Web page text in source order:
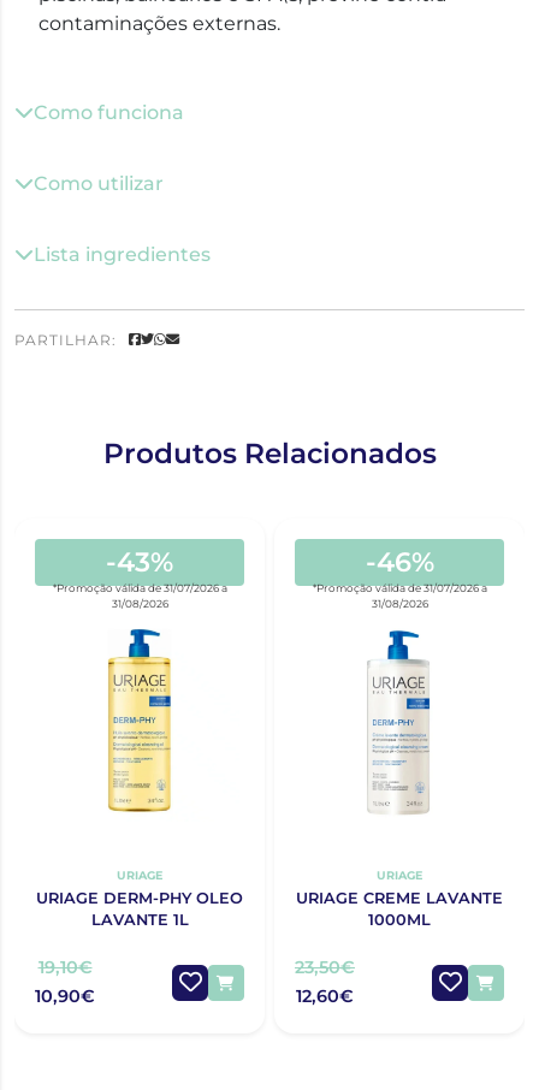
contaminações externas.
Como funciona
Como utilizar
Lista ingredientes
PARTILHAR:
Produtos Relacionados
-43%
*Promoção válida de 31/07/2026 a
31/08/2026
URIAGE
URIAGE DERM-PHY OLEO
LAVANTE 1L
19,10€
10,90€
-46%
*Promoção válida de 31/07/2026 a
31/08/2026
URIAGE
URIAGE CREME LAVANTE
1000ML
23,50€
12,60€